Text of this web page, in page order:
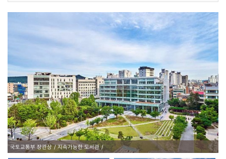
국토교통부 장관상 지속가능한 도서관